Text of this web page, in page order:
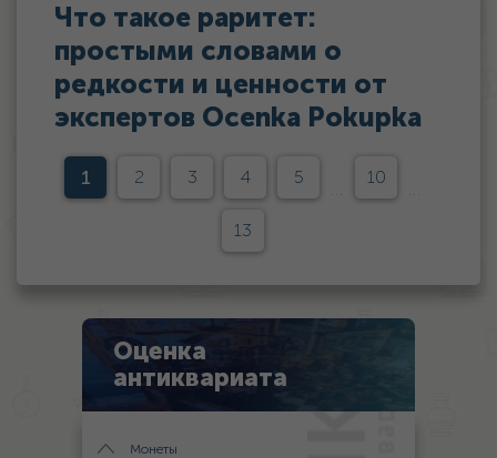
Что такое раритет:
простыми словами о
редкости и ценности от
экспертов Ocenka Pokupka
1 2 3 4 5 ... 10 ...
13
Оценка
антиквариата
Монеты